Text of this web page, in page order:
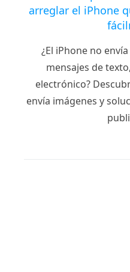
arreglar el iPhone
¿El iPhone no
mensajes de
electrónico?
envía imágenes y